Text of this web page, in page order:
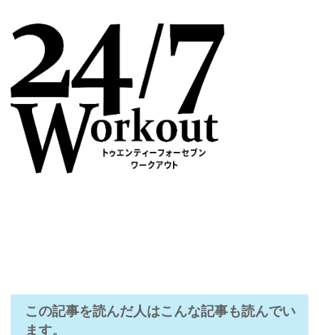
この記事を読んだ人はこんな記事も読んでい
ます。